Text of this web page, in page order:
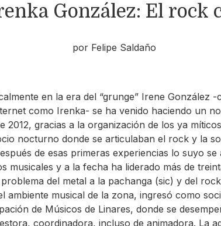
González: El rock
por Felipe Saldaño
en la era del “grunge” Irene González
como Irenka- se ha venido haciendo un
2012, gracias a la organización de los ya míticos
nocturno donde se articulaban el rock y la
de esas primeras experiencias lo suyo se
musicales y a la fecha ha liderado más de
del metal a la pachanga (sic) y del
ambiente musical de la zona, ingresó como
de Músicos de Linares, donde se
coordinadora, incluso de animadora. La